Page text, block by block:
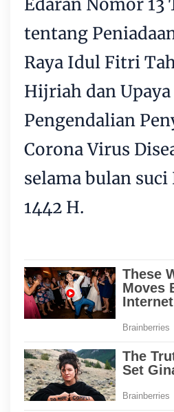
Edaran Nomor 13
tentang
Raya Idul Fitri
Hijriah dan Upaya
Pengendalian
Corona Virus
selama bulan suci
1442 H.